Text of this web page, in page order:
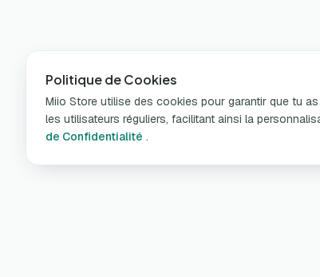
Politique de Cookies
Miio Store utilise des cookies pour garantir que tu
les utilisateurs réguliers, facilitant ainsi la
de Confidentialité .